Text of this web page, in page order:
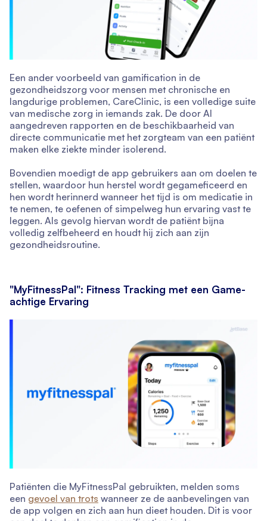
Een ander voorbeeld van gamification in de
gezondheidszorg voor mensen met chronische en
langdurige problemen, CareClinic, is een volledige suite
van medische zorg in iemands zak. De door AI
aangedreven rapporten en de beschikbaarheid van
directe communicatie met het zorgteam van een patiënt
maken elke ziekte minder isolerend.
Bovendien moedigt de app gebruikers aan om doelen te
stellen, waardoor hun herstel wordt gegameficeerd en
hen wordt herinnerd wanneer het tijd is om medicatie in
te nemen, te oefenen of simpelweg hun ervaring vast te
leggen. Als gevolg hiervan wordt de patiënt bijna
volledig zelfbeheerd en houdt hij zich aan zijn
gezondheidsroutine.
"MyFitnessPal": Fitness Tracking met een Game-
achtige Ervaring
Patiënten die MyFitnessPal gebruikten, melden soms
een gevoel van trots wanneer ze de aanbevelingen van
de app volgen en zich aan hun dieet houden. Dit is voor